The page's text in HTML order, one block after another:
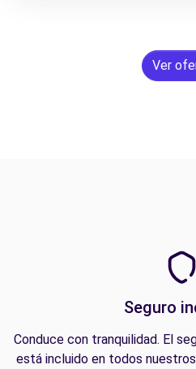
Ver
Seguro
Conduce con tranquilidad. El
está incluido en todos